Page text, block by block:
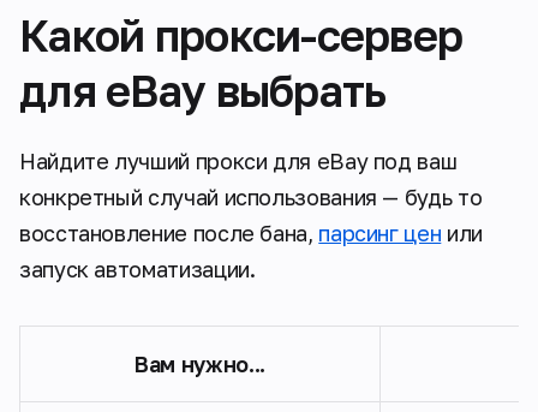
Какой прокси-сервер
для eBay выбрать
Найдите лучший прокси для eBay под ваш
конкретный случай использования — будь то
восстановление после бана, парсинг цен или
запуск автоматизации.
Вам нужно...